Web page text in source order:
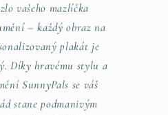
vašeho mazlíčka
– každý obraz na
plakát je
Díky hravému stylu a
SunnyPals se váš
stane podmanivým